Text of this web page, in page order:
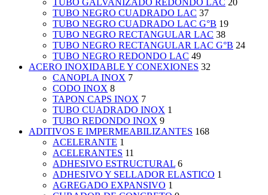
TUBO NEGRO CUADRADO LAC 37
TUBO NEGRO CUADRADO LAC G°B 19
TUBO NEGRO RECTANGULAR LAC 38
TUBO NEGRO RECTANGULAR LAC G°B 24
TUBO NEGRO REDONDO LAC 49
ACERO INOXIDABLE Y CONEXIONES 32
CANOPLA INOX 7
CODO INOX 8
TAPON CAPS INOX 7
TUBO CUADRADO INOX 1
TUBO REDONDO INOX 9
ADITIVOS E IMPERMEABILIZANTES 168
ACELERANTE 1
ACELERANTES 11
ADHESIVO ESTRUCTURAL 6
ADHESIVO Y SELLADOR ELASTICO 1
AGREGADO EXPANSIVO 1